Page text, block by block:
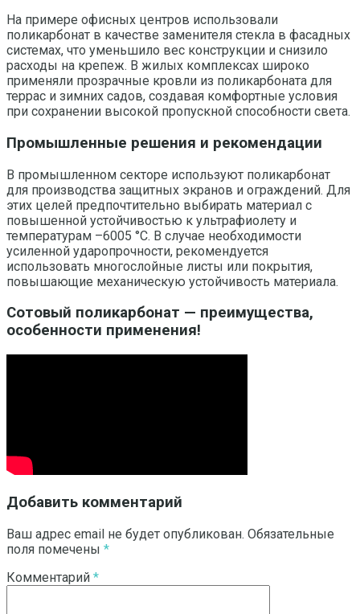
На примере офисных центров использовали
поликарбонат в качестве заменителя стекла в фасадных
системах, что уменьшило вес конструкции и снизило
расходы на крепеж. В жилых комплексах широко
применяли прозрачные кровли из поликарбоната для
террас и зимних садов, создавая комфортные условия
при сохранении высокой пропускной способности света.
Промышленные решения и рекомендации
В промышленном секторе используют поликарбонат
для производства защитных экранов и ограждений. Для
этих целей предпочтительно выбирать материал с
повышенной устойчивостью к ультрафиолету и
температурам –6005 °C. В случае необходимости
усиленной ударопрочности, рекомендуется
использовать многослойные листы или покрытия,
повышающие механическую устойчивость материала.
Сотовый поликарбонат — преимущества,
особенности применения!
Добавить комментарий
Ваш адрес email не будет опубликован. Обязательные
поля помечены *
Комментарий *